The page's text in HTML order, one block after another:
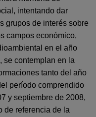
intentando dar
grupos de interés sobre
campos económico,
en el año
se contemplan en la
tanto del año
período comprendido
y septiembre de 2008,
de referencia de la